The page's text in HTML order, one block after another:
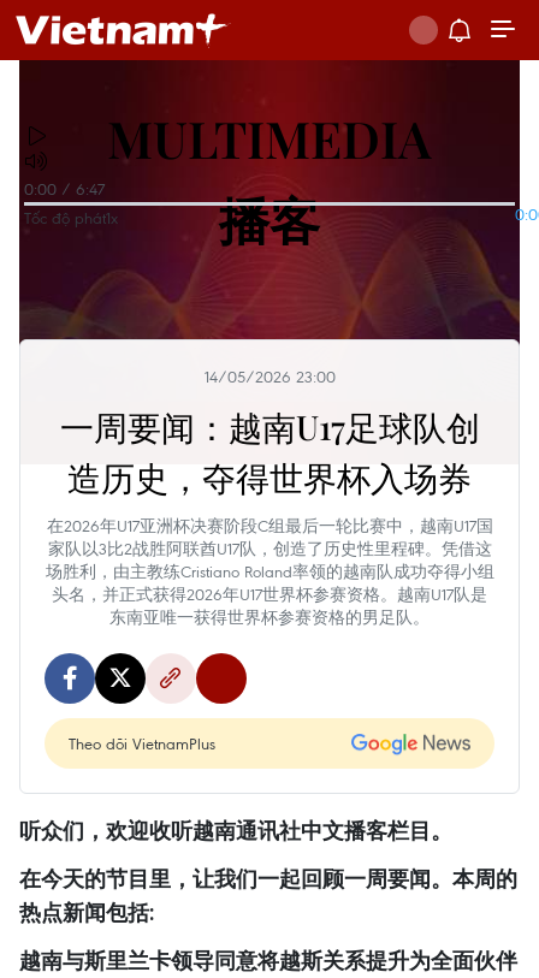
MULTIMEDIA
播客
0:00 / 6:47
Tốc độ phát1x
14/05/2026 23:00
一周要闻：越南U17足球队创
造历史，夺得世界杯入场券
在2026年U17亚洲杯决赛阶段C组最后一轮比赛中，越南U17国
家队以3比2战胜阿联酋U17队，创造了历史性里程碑。凭借这
场胜利，由主教练Cristiano Roland率领的越南队成功夺得小组
头名，并正式获得2026年U17世界杯参赛资格。越南U17队是
东南亚唯一获得世界杯参赛资格的男足队。
Theo dõi VietnamPlus
听众们，欢迎收听越南通讯社中文播客栏目。
在今天的节目里，让我们一起回顾一周要闻。本周的
热点新闻包括:
越南与斯里兰卡领导同意将越斯关系提升为全面伙伴